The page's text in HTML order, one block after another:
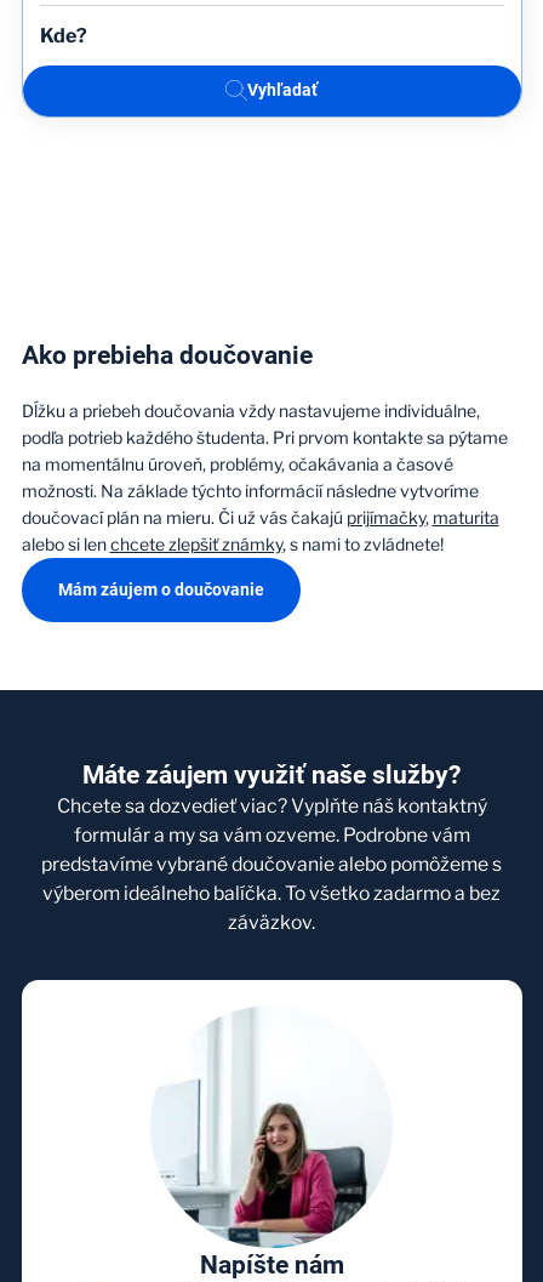
Vyhľadať
Ako prebieha doučovanie
Dĺžku a priebeh doučovania vždy nastavujeme individuálne,
podľa potrieb každého študenta. Pri prvom kontakte sa pýtame
na momentálnu úroveň, problémy, očakávania a časové
možnosti. Na základe týchto informácií následne vytvoríme
doučovací plán na mieru. Či už vás čakajú prijímačky, maturita
alebo si lenchcete zlepšiť známky, s nami to zvládnete!
Mám záujem o doučovanie
Máte záujem využiť naše služby?
Chcete sa dozvedieť viac? Vyplňte náš kontaktný
formulár a my sa vám ozveme. Podrobne vám
predstavíme vybrané doučovanie alebo pomôžeme s
výberom ideálneho balíčka. To všetko zadarmo a bez
záväzkov.
Napíšte nám